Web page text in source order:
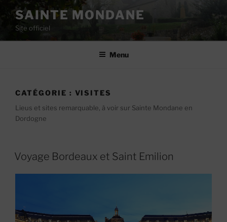
Aller
contenu
principal
SAINTE MONDANE
Site officiel
Menu
CATÉGORIE : VISITES
Lieus et sites remarquable, à voir sur Sainte Mondane en
Dordogne
Voyage Bordeaux et Saint Emilion